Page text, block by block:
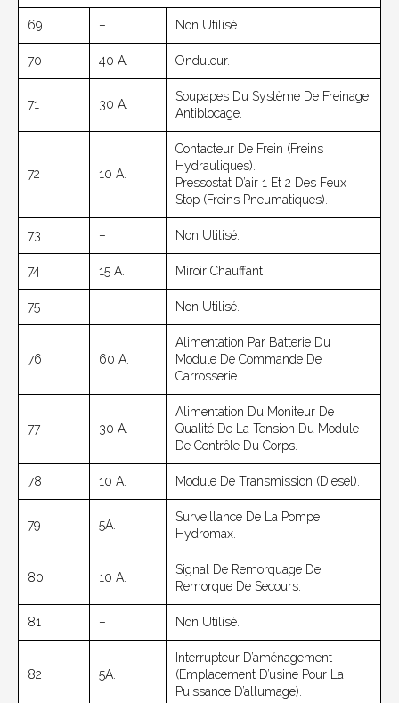
69 – Non Utilisé.
70 40 A. Onduleur.
71 30 A.
Soupapes Du Système De Freinage
Antiblocage.
72 10 A.
Contacteur De Frein (freins
Hydrauliques).
Pressostat D’air 1 Et 2 Des Feux
Stop (freins Pneumatiques).
73 – Non Utilisé.
74 15 A. Miroir Chauffant
75 – Non Utilisé.
76 60 A.
Alimentation Par Batterie Du
Module De Commande De
Carrosserie.
77 30 A.
Alimentation Du Moniteur De
Qualité De La Tension Du Module
De Contrôle Du Corps.
78 10 A. Module De Transmission (diesel).
79 5A.
Surveillance De La Pompe
Hydromax.
80 10 A.
Signal De Remorquage De
Remorque De Secours.
81 – Non Utilisé.
82 5A.
Interrupteur D’aménagement
(emplacement D’usine Pour La
Puissance D’allumage).